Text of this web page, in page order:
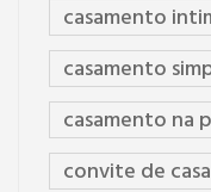
casamento
casamento
casamento na
convite de